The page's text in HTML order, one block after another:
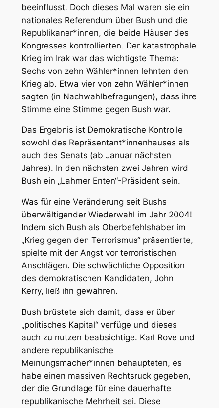
beeinflusst. Doch dieses Mal waren sie ein
nationales Referendum über Bush und die
Republikaner*innen, die beide Häuser des
Kongresses kontrollierten. Der katastrophale
Krieg im Irak war das wichtigste Thema:
Sechs von zehn Wähler*innen lehnten den
Krieg ab. Etwa vier von zehn Wähler*innen
sagten (in Nachwahlbefragungen), dass ihre
Stimme eine Stimme gegen Bush war.
Das Ergebnis ist Demokratische Kontrolle
sowohl des Repräsentant*innenhauses als
auch des Senats (ab Januar nächsten
Jahres). In den nächsten zwei Jahren wird
Bush ein „Lahmer Enten“-Präsident sein.
Was für eine Veränderung seit Bushs
überwältigender Wiederwahl im Jahr 2004!
Indem sich Bush als Oberbefehlshaber im
„Krieg gegen den Terrorismus“ präsentierte,
spielte mit der Angst vor terroristischen
Anschlägen. Die schwächliche Opposition
des demokratischen Kandidaten, John
Kerry, ließ ihn gewähren.
Bush brüstete sich damit, dass er über
„politisches Kapital“ verfüge und dieses
auch zu nutzen beabsichtige. Karl Rove und
andere republikanische
Meinungsmacher*innen behaupteten, es
habe einen massiven Rechtsruck gegeben,
der die Grundlage für eine dauerhafte
republikanische Mehrheit sei. Diese